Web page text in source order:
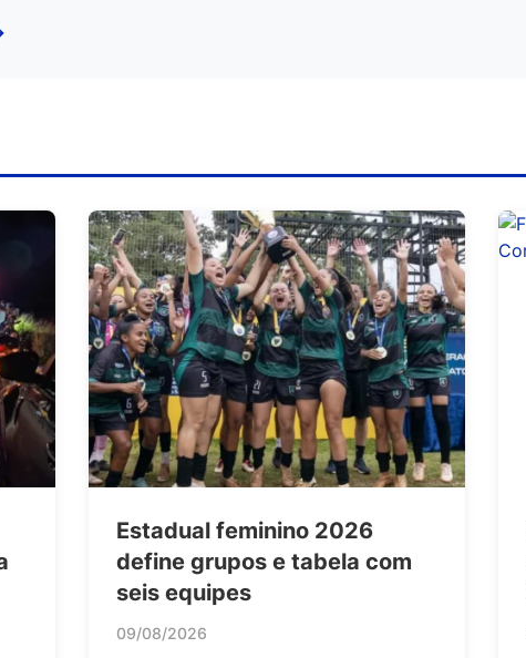
Estadual feminino 2026
define grupos e tabela com
seis equipes
09/08/2026